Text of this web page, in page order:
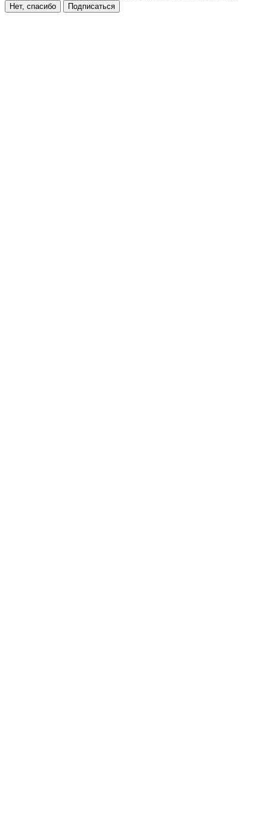
Нет, спасибо Подписаться